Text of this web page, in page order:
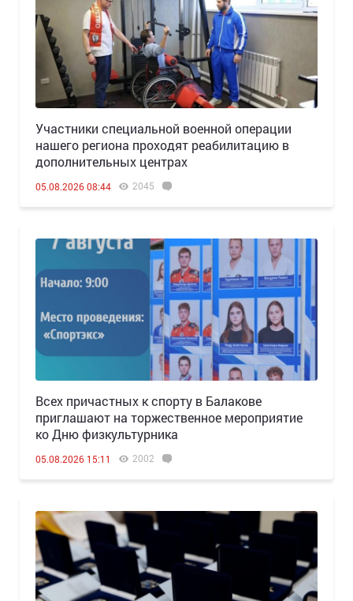
Участники специальной военной операции
нашего региона проходят реабилитацию в
дополнительных центрах
05.08.2026 08:44 2045
Всех причастных к спорту в Балакове
приглашают на торжественное мероприятие
ко Дню физкультурника
05.08.2026 15:11 2002